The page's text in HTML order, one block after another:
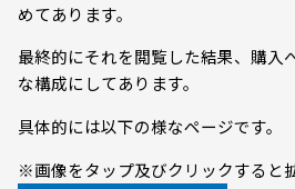
めてあります。
最終的にそれを閲覧した結果、購入
な構成にしてあります。
具体的には以下の様なページです。
※画像をタップ及びクリックすると